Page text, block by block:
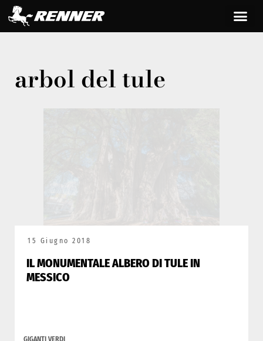
arbol del tule
15 Giugno 2018
IL MONUMENTALE ALBERO DI TULE IN
MESSICO